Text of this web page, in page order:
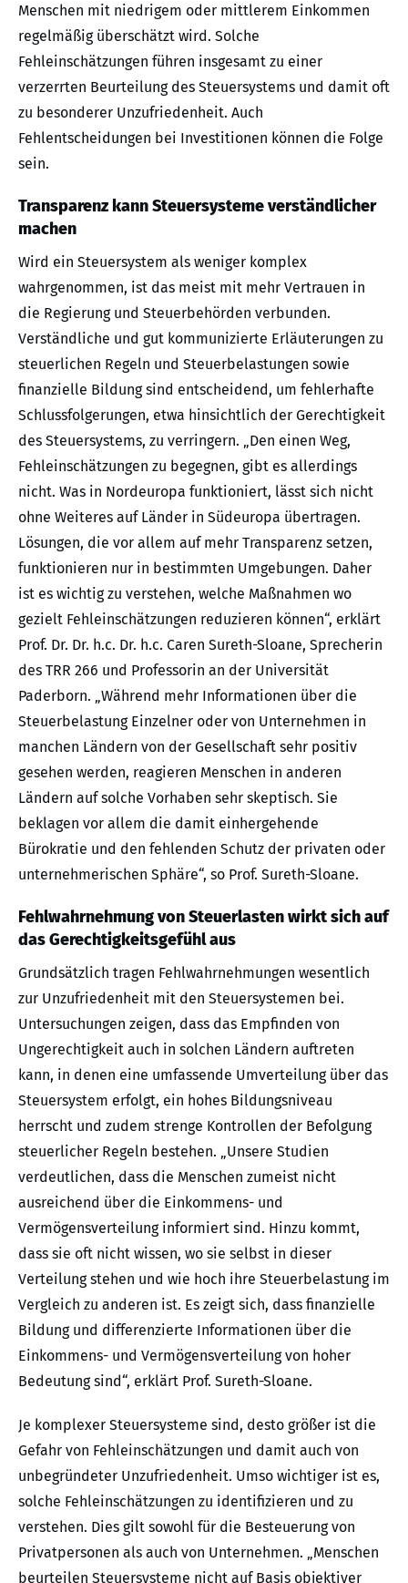
Menschen mit niedrigem oder mittlerem Einkommen
regelmäßig überschätzt wird. Solche
Fehleinschätzungen führen insgesamt zu einer
verzerrten Beurteilung des Steuersystems und damit oft
zu besonderer Unzufriedenheit. Auch
Fehlentscheidungen bei Investitionen können die Folge
sein.
Transparenz kann Steuersysteme verständlicher
machen
Wird ein Steuersystem als weniger komplex
wahrgenommen, ist das meist mit mehr Vertrauen in
die Regierung und Steuerbehörden verbunden.
Verständliche und gut kommunizierte Erläuterungen zu
steuerlichen Regeln und Steuerbelastungen sowie
finanzielle Bildung sind entscheidend, um fehlerhafte
Schlussfolgerungen, etwa hinsichtlich der Gerechtigkeit
des Steuersystems, zu verringern. „Den einen Weg,
Fehleinschätzungen zu begegnen, gibt es allerdings
nicht. Was in Nordeuropa funktioniert, lässt sich nicht
ohne Weiteres auf Länder in Südeuropa übertragen.
Lösungen, die vor allem auf mehr Transparenz setzen,
funktionieren nur in bestimmten Umgebungen. Daher
ist es wichtig zu verstehen, welche Maßnahmen wo
gezielt Fehleinschätzungen reduzieren können“, erklärt
Prof. Dr. Dr. h.c. Dr. h.c. Caren Sureth-Sloane, Sprecherin
des TRR 266 und Professorin an der Universität
Paderborn. „Während mehr Informationen über die
Steuerbelastung Einzelner oder von Unternehmen in
manchen Ländern von der Gesellschaft sehr positiv
gesehen werden, reagieren Menschen in anderen
Ländern auf solche Vorhaben sehr skeptisch. Sie
beklagen vor allem die damit einhergehende
Bürokratie und den fehlenden Schutz der privaten oder
unternehmerischen Sphäre“, so Prof. Sureth-Sloane.
Fehlwahrnehmung von Steuerlasten wirkt sich auf
das Gerechtigkeitsgefühl aus
Grundsätzlich tragen Fehlwahrnehmungen wesentlich
zur Unzufriedenheit mit den Steuersystemen bei.
Untersuchungen zeigen, dass das Empfinden von
Ungerechtigkeit auch in solchen Ländern auftreten
kann, in denen eine umfassende Umverteilung über das
Steuersystem erfolgt, ein hohes Bildungsniveau
herrscht und zudem strenge Kontrollen der Befolgung
steuerlicher Regeln bestehen. „Unsere Studien
verdeutlichen, dass die Menschen zumeist nicht
ausreichend über die Einkommens- und
Vermögensverteilung informiert sind. Hinzu kommt,
dass sie oft nicht wissen, wo sie selbst in dieser
Verteilung stehen und wie hoch ihre Steuerbelastung im
Vergleich zu anderen ist. Es zeigt sich, dass finanzielle
Bildung und differenzierte Informationen über die
Einkommens- und Vermögensverteilung von hoher
Bedeutung sind“, erklärt Prof. Sureth-Sloane.
Je komplexer Steuersysteme sind, desto größer ist die
Gefahr von Fehleinschätzungen und damit auch von
unbegründeter Unzufriedenheit. Umso wichtiger ist es,
solche Fehleinschätzungen zu identifizieren und zu
verstehen. Dies gilt sowohl für die Besteuerung von
Privatpersonen als auch von Unternehmen. „Menschen
beurteilen Steuersysteme nicht auf Basis objektiver